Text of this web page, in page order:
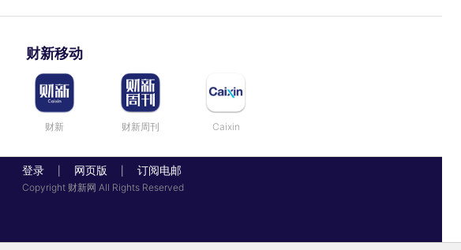
财新移动
财新 财新周刊 Caixin
登录 网页版 订阅电邮
Copyright 财新网 All Rights Reserved